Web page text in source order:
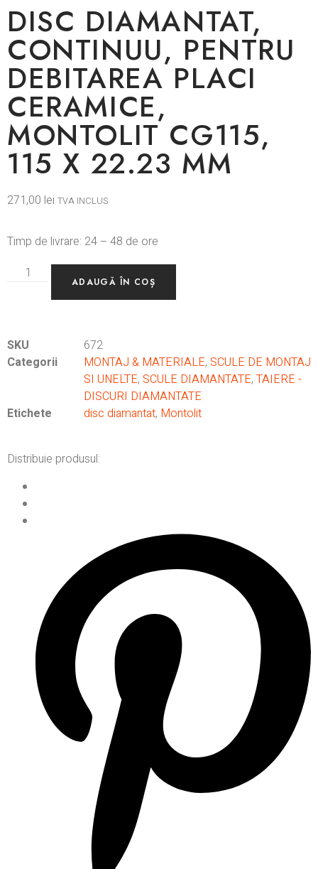
DISC DIAMANTAT,
CONTINUU, PENTRU
DEBITAREA PLACI
CERAMICE,
MONTOLIT CG115,
115 X 22.23 MM
271,00 lei TVA INCLUS
Timp de livrare: 24 – 48 de ore
ADAUGĂ ÎN COȘ
SKU
672
Categorii
MONTAJ & MATERIALE, SCULE DE MONTAJ
SI UNELTE, SCULE DIAMANTATE, TAIERE -
DISCURI DIAMANTATE
Etichete
disc diamantat, Montolit
Distribuie produsul: